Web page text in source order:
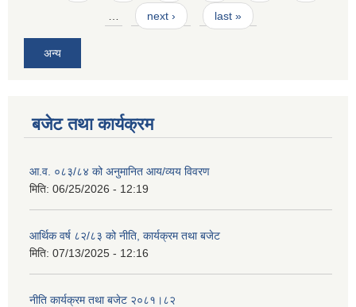
… next › last »
अन्य
बजेट तथा कार्यक्रम
आ.व. ०८३/८४ को अनुमानित आय/व्यय विवरण
मिति: 06/25/2026 - 12:19
आर्थिक वर्ष ८२/८३ को नीति, कार्यक्रम तथा बजेट
मिति: 07/13/2025 - 12:16
नीति कार्यक्रम तथा बजेट २०८१।८२